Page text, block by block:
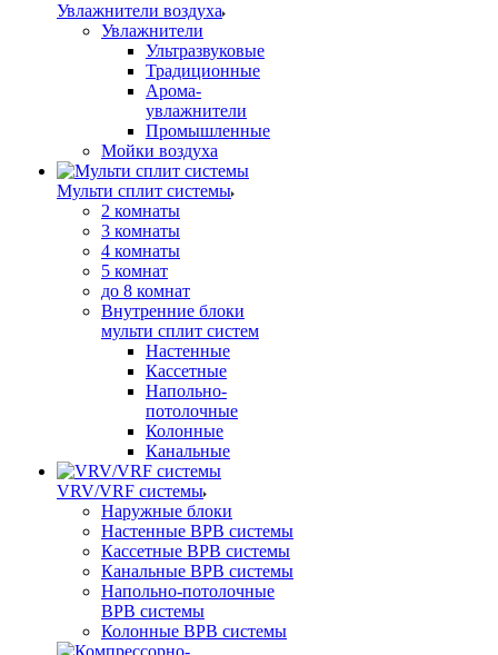
Увлажнители воздуха
Увлажнители
Ультразвуковые
Традиционные
Арома-
увлажнители
Промышленные
Мойки воздуха
Мульти сплит системы
2 комнаты
3 комнаты
4 комнаты
5 комнат
до 8 комнат
Внутренние блоки
мульти сплит систем
Настенные
Кассетные
Напольно-
потолочные
Колонные
Канальные
VRV/VRF системы
Наружные блоки
Настенные ВРВ системы
Кассетные ВРВ системы
Канальные ВРВ системы
Напольно-потолочные
ВРВ системы
Колонные ВРВ системы